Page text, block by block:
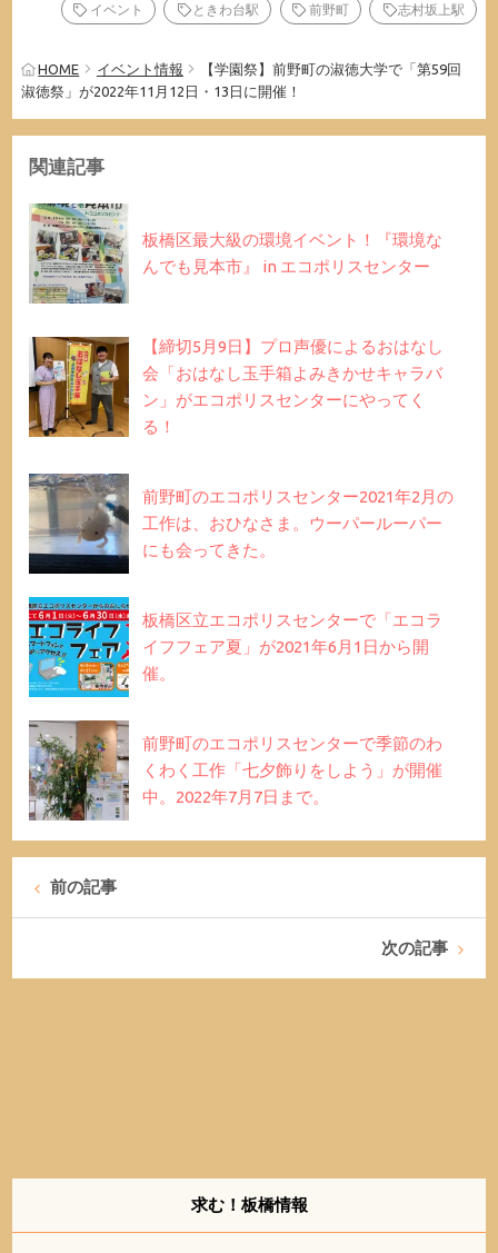
イベント ときわ台駅 前野町 志村坂上駅
HOME イベント情報
【学園祭】前野町の淑徳大学で「第59回
淑徳祭」が2022年11月12日・13日に開催！
関連記事
板橋区最大級の環境イベント！『環境な
んでも見本市』 in エコポリスセンター
【締切5月9日】プロ声優によるおはなし
会「おはなし玉手箱よみきかせキャラバ
ン」がエコポリスセンターにやってく
る！
前野町のエコポリスセンター2021年2月の
工作は、おひなさま。ウーパールーパー
にも会ってきた。
板橋区立エコポリスセンターで「エコラ
イフフェア夏」が2021年6月1日から開
催。
前野町のエコポリスセンターで季節のわ
くわく工作「七夕飾りをしよう」が開催
中。2022年7月7日まで。
前の記事
次の記事
求む！板橋情報